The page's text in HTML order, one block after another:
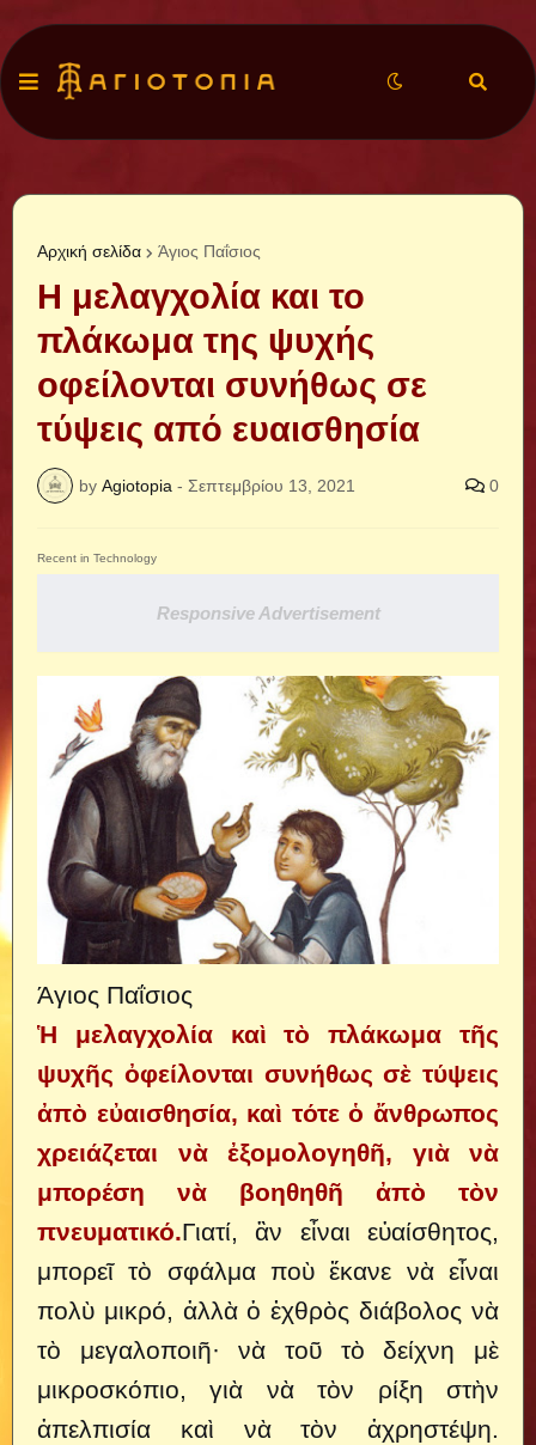
Αρχική σελίδα Άγιος Παΐσιος
Η μελαγχολία και το
πλάκωμα της ψυχής
οφείλονται συνήθως σε
τύψεις από ευαισθησία
by Agiotopia - Σεπτεμβρίου 13, 2021 0
Recent in Technology
Responsive Advertisement
Άγιος Παΐσιος
Ἡ μελαγχολία καὶ τὸ πλάκωμα τῆς
ψυχῆς ὀφείλονται συνήθως σὲ τύψεις
ἀπὸ εὐαισθησία, καὶ τότε ὁ ἄνθρωπος
χρειάζεται νὰ ἐξομολογηθῆ, γιὰ νὰ
μπορέση νὰ βοηθηθῆ ἀπὸ τὸν
πνευματικό.Γιατί, ἂν εἶναι εὐαίσθητος,
μπορεῖ τὸ σφάλμα ποὺ ἔκανε νὰ εἶναι
πολὺ μικρό, ἀλλὰ ὁ ἐχθρὸς διάβολος νὰ
τὸ μεγαλοποιῆ· νὰ τοῦ τὸ δείχνη μὲ
μικροσκόπιο, γιὰ νὰ τὸν ρίξη στὴν
ἀπελπισία καὶ νὰ τὸν ἀχρηστέψη.